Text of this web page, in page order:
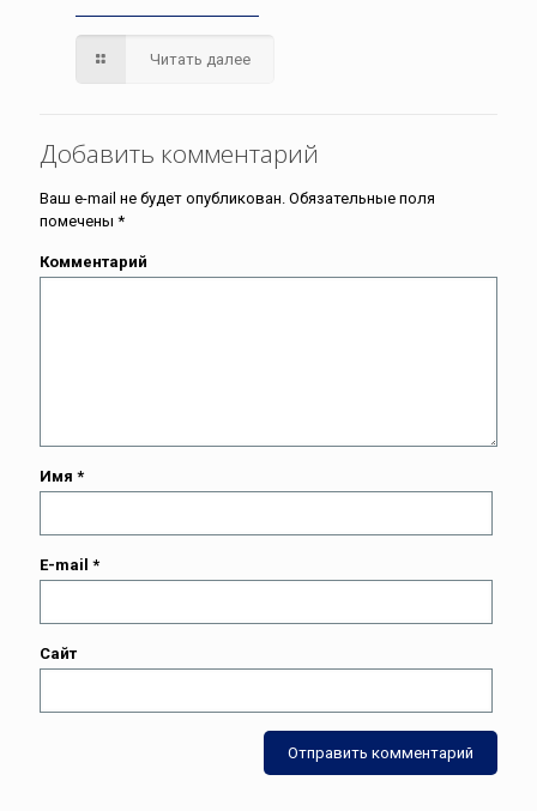
Читать далее
Добавить комментарий
Ваш e-mail не будет опубликован. Обязательные поля
помечены *
Комментарий
Имя *
E-mail *
Сайт